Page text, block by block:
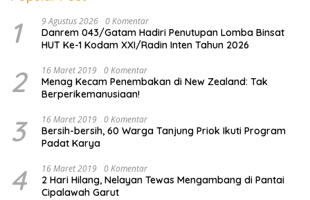
1 9 Agustus 2026 0 Komentar
Danrem 043/Gatam Hadiri Penutupan Lomba Binsat
HUT Ke-1 Kodam XXI/Radin Inten Tahun 2026
2 16 Maret 2019 0 Komentar
Menag Kecam Penembakan di New Zealand: Tak
Berperikemanusiaan!
3 16 Maret 2019 0 Komentar
Bersih-bersih, 60 Warga Tanjung Priok Ikuti Program
Padat Karya
4 16 Maret 2019 0 Komentar
2 Hari Hilang, Nelayan Tewas Mengambang di Pantai
Cipalawah Garut